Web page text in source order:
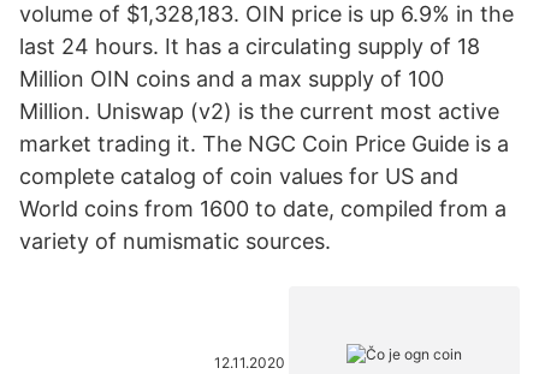
volume of $1,328,183. OIN price is up 6.9% in the
last 24 hours. It has a circulating supply of 18
Million OIN coins and a max supply of 100
Million. Uniswap (v2) is the current most active
market trading it. The NGC Coin Price Guide is a
complete catalog of coin values for US and
World coins from 1600 to date, compiled from a
variety of numismatic sources.
12.11.2020